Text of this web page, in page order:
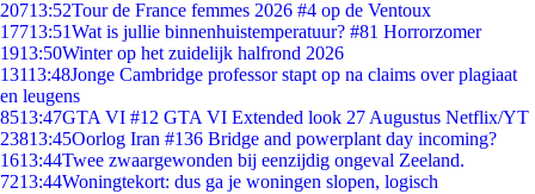
20713:52Tour de France femmes 2026 #4 op de Ventoux
17713:51Wat is jullie binnenhuistemperatuur? #81 Horrorzomer
1913:50Winter op het zuidelijk halfrond 2026
13113:48Jonge Cambridge professor stapt op na claims over plagiaat
en leugens
8513:47GTA VI #12 GTA VI Extended look 27 Augustus Netflix/YT
23813:45Oorlog Iran #136 Bridge and powerplant day incoming?
1613:44Twee zwaargewonden bij eenzijdig ongeval Zeeland.
7213:44Woningtekort: dus ga je woningen slopen, logisch